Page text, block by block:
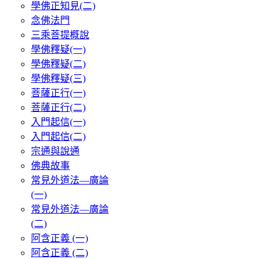
學佛正知見(二)
念佛法門
三乘菩提概說
學佛釋疑(一)
學佛釋疑(二)
學佛釋疑(三)
菩薩正行(一)
菩薩正行(二)
入門起信(一)
入門起信(二)
宗通與說通
佛典故事
常見外道法—廣論
(一)
常見外道法—廣論
(二)
阿含正義 (一)
阿含正義 (二)